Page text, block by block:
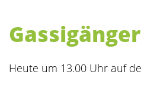
Heute um 13.00 Uhr auf